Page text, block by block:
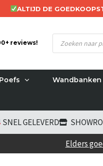
ALTIJD DE
reviews!
Producten
zoeken
Poefs Wandbanken
SNEL GELEVERD
Elders